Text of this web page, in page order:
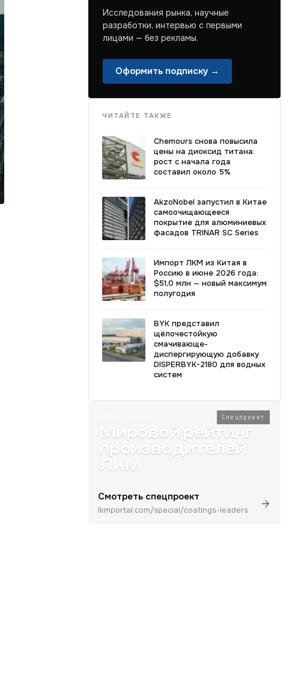
Исследования рынка, научные
разработки, интервью с первыми
лицами — без рекламы.
Оформить подписку →
ЧИТАЙТЕ ТАКЖЕ
Chemours снова повысила
цены на диоксид титана:
рост с начала года
составил около 5%
AkzoNobel запустил в Китае
самоочищающееся
покрытие для алюминиевых
фасадов TRINAR SC Series
Импорт ЛКМ из Китая в
Россию в июне 2026 года:
$51,0 млн — новый максимум
полугодия
BYK представил
щёлочестойкую
смачивающе-
диспергирующую добавку
DISPERBYK-2180 для водных
систем
Спецпроект
Мировой рейтинг
производителей
ЛКМ
Смотреть спецпроект
lkmportal.com/special/coatings-leaders